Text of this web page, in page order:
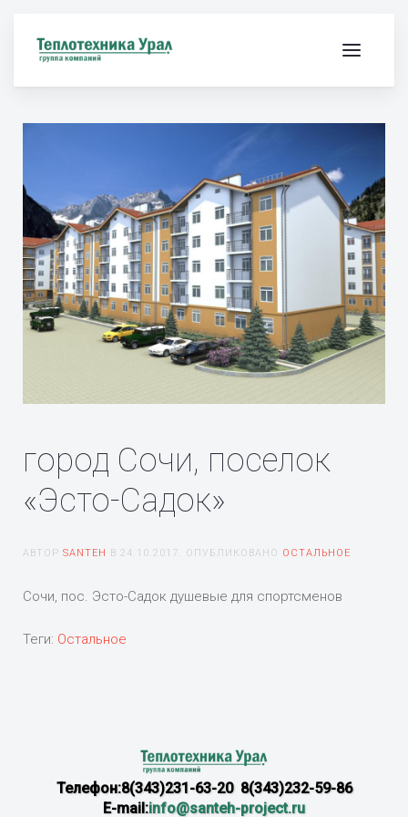
город Сочи, поселок
«Эсто-Садок»
АВТОР SANTEH В 24.10.2017 . ОПУБЛИКОВАНО ОСТАЛЬНОЕ
Сочи, пос. Эсто-Садок душевые для спортсменов
Теги: Остальное
Телефон:8(343)231-63-20 8(343)232-59-86
E-mail:info@santeh-project.ru